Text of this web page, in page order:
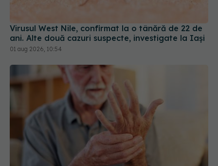
Virusul West Nile, confirmat la o tânără de 22 de
ani. Alte două cazuri suspecte, investigate la Iași
01 aug 2026, 10:54